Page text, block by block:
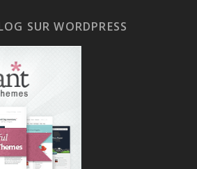
SUR WORDPRESS